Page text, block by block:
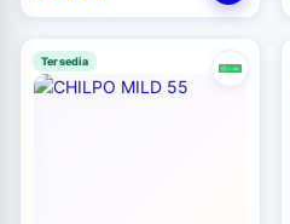
Tersedia